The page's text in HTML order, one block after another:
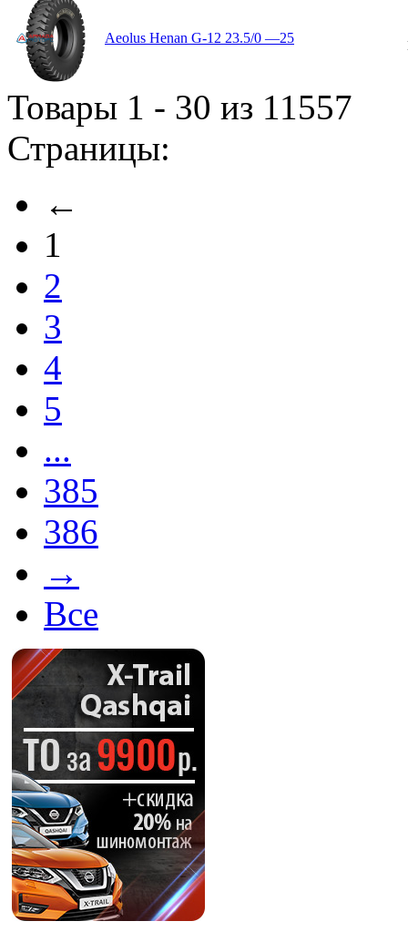
Aeolus Henan G-12 23.5/0 —25
Товары 1 - 30 из 11557
Страницы:
←
1
2
3
4
5
...
385
386
→
Все